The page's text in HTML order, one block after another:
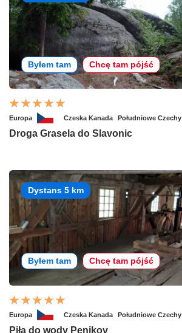
Byłem tam Chcę tam pójść
Europa Czeska Kanada Południowe Czechy
Droga Grasela do Slavonic
Dystans 5 km
Byłem tam Chcę tam pójść
Europa Czeska Kanada Południowe Czechy
Piła do wody Penikov